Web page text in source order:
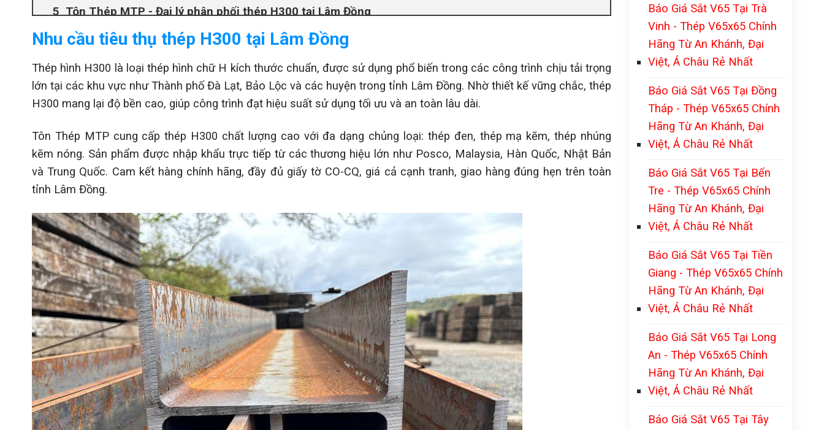
Tôn Thép MTP - Đại lý phân phối thép H300 tại Lâm Đồng
Nhu cầu tiêu thụ thép H300 tại Lâm Đồng
Thép hình H300 là loại thép hình chữ H kích thước chuẩn, được sử dụng phổ biến trong các công trình chịu tải trọng
lớn tại các khu vực như Thành phố Đà Lạt, Bảo Lộc và các huyện trong tỉnh Lâm Đồng. Nhờ thiết kế vững chắc, thép
H300 mang lại độ bền cao, giúp công trình đạt hiệu suất sử dụng tối ưu và an toàn lâu dài.
Tôn Thép MTP cung cấp thép H300 chất lượng cao với đa dạng chủng loại: thép đen, thép mạ kẽm, thép nhúng
kẽm nóng. Sản phẩm được nhập khẩu trực tiếp từ các thương hiệu lớn như Posco, Malaysia, Hàn Quốc, Nhật Bản
và Trung Quốc. Cam kết hàng chính hãng, đầy đủ giấy tờ CO-CQ, giá cả cạnh tranh, giao hàng đúng hẹn trên toàn
tỉnh Lâm Đồng.
Báo Giá Sắt V65 Tại Trà
Vinh - Thép V65x65 Chính
Hãng Từ An Khánh, Đại
Việt, Á Châu Rẻ Nhất
Báo Giá Sắt V65 Tại Đồng
Tháp - Thép V65x65 Chính
Hãng Từ An Khánh, Đại
Việt, Á Châu Rẻ Nhất
Báo Giá Sắt V65 Tại Bến
Tre - Thép V65x65 Chính
Hãng Từ An Khánh, Đại
Việt, Á Châu Rẻ Nhất
Báo Giá Sắt V65 Tại Tiền
Giang - Thép V65x65 Chính
Hãng Từ An Khánh, Đại
Việt, Á Châu Rẻ Nhất
Báo Giá Sắt V65 Tại Long
An - Thép V65x65 Chính
Hãng Từ An Khánh, Đại
Việt, Á Châu Rẻ Nhất
Báo Giá Sắt V65 Tại Tây